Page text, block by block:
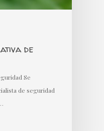
de
Se
de seguridad